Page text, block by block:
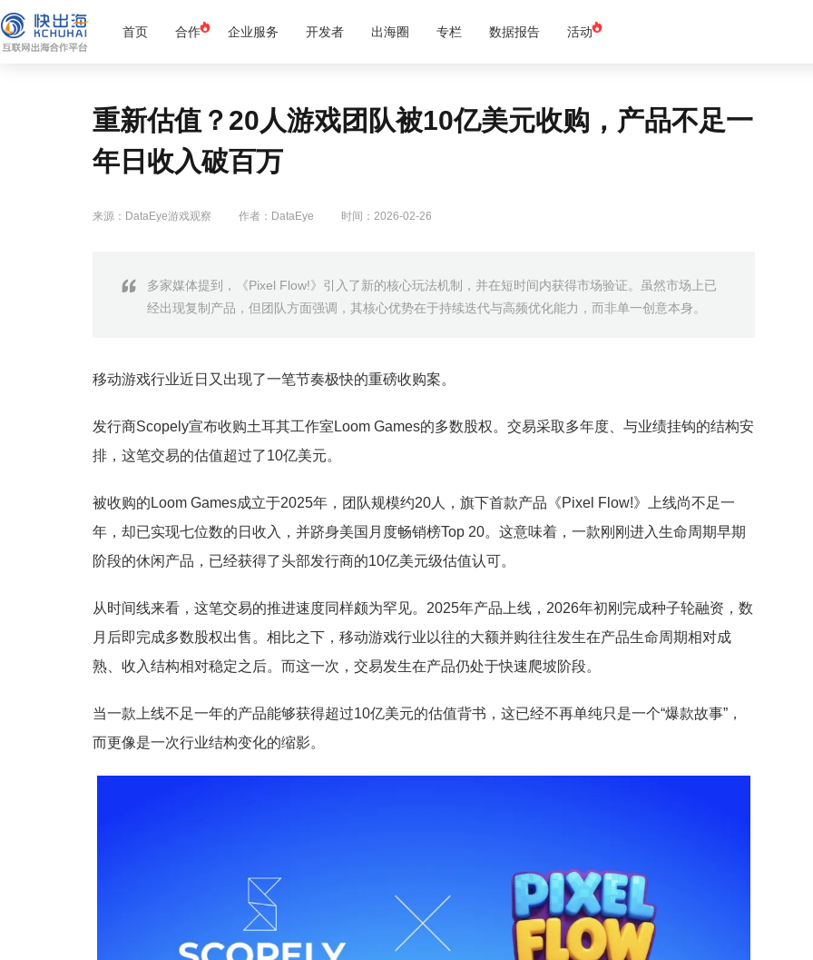
首页 合作 企业服务 开发者 出海圈 专栏 数据报告 活动
重新估值？20人游戏团队被10亿美元收购，产品不足一
年日收入破百万
来源：DataEye游戏观察 作者：DataEye 时间：2026-02-26
多家媒体提到，《Pixel Flow!》引入了新的核心玩法机制，并在短时间内获得市场验证。虽然市场上已
经出现复制产品，但团队方面强调，其核心优势在于持续迭代与高频优化能力，而非单一创意本身。
移动游戏行业近日又出现了一笔节奏极快的重磅收购案。
发行商Scopely宣布收购土耳其工作室Loom Games的多数股权。交易采取多年度、与业绩挂钩的结构安
排，这笔交易的估值超过了10亿美元。
被收购的Loom Games成立于2025年，团队规模约20人，旗下首款产品《Pixel Flow!》上线尚不足一
年，却已实现七位数的日收入，并跻身美国月度畅销榜Top 20。这意味着，一款刚刚进入生命周期早期
阶段的休闲产品，已经获得了头部发行商的10亿美元级估值认可。
从时间线来看，这笔交易的推进速度同样颇为罕见。2025年产品上线，2026年初刚完成种子轮融资，数
月后即完成多数股权出售。相比之下，移动游戏行业以往的大额并购往往发生在产品生命周期相对成
熟、收入结构相对稳定之后。而这一次，交易发生在产品仍处于快速爬坡阶段。
当一款上线不足一年的产品能够获得超过10亿美元的估值背书，这已经不再单纯只是一个“爆款故事”，
而更像是一次行业结构变化的缩影。